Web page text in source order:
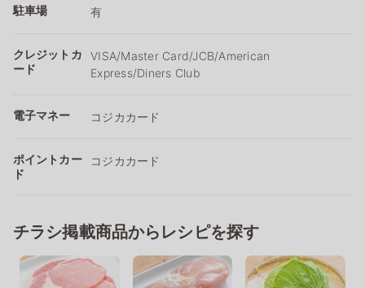
駐車場 有
クレジットカ
ード
VISA/Master Card/JCB/American
Express/Diners Club
電子マネー コジカカード
ポイントカー
ド
コジカカード
チラシ掲載商品からレシピを探す